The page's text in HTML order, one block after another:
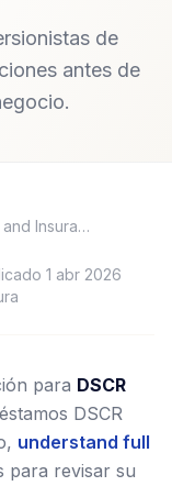
de
antes de
Impounds, Taxes, and Insurance on DSCR: Cash Flow Planning
1 abr 2026
para DSCR
DSCR
understand full
para revisar su